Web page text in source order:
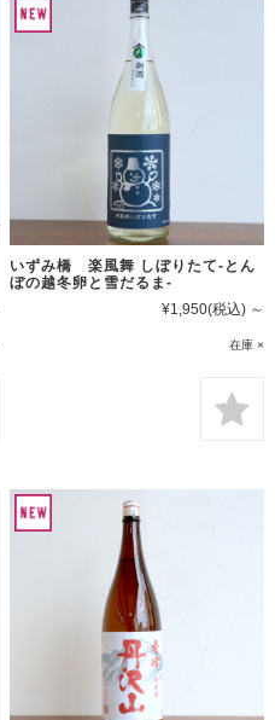
いずみ橋 楽風舞 しぼりたて-とん
ぼの越冬卵と雪だるま-
¥1,950(税込) ～
在庫 ×